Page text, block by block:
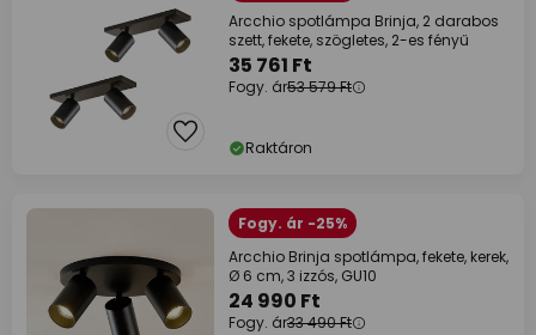
Arcchio spotlámpa Brinja, 2 darabos
szett, fekete, szögletes, 2-es fényű
35 761 Ft
Fogy. ár53 579 Ft
Raktáron
Fogy. ár -25%
Arcchio Brinja spotlámpa, fekete, kerek,
Ø 6 cm, 3 izzós, GU10
24 990 Ft
Fogy. ár33 490 Ft